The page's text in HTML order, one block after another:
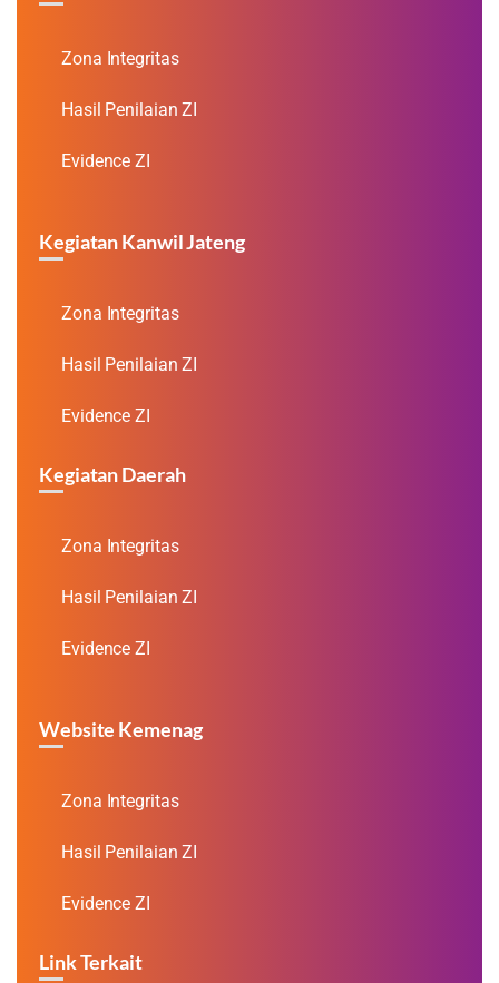
Zona Integritas
Hasil Penilaian ZI
Evidence ZI
Kegiatan Kanwil Jateng
Zona Integritas
Hasil Penilaian ZI
Evidence ZI
Kegiatan Daerah
Zona Integritas
Hasil Penilaian ZI
Evidence ZI
Website Kemenag
Zona Integritas
Hasil Penilaian ZI
Evidence ZI
Link Terkait